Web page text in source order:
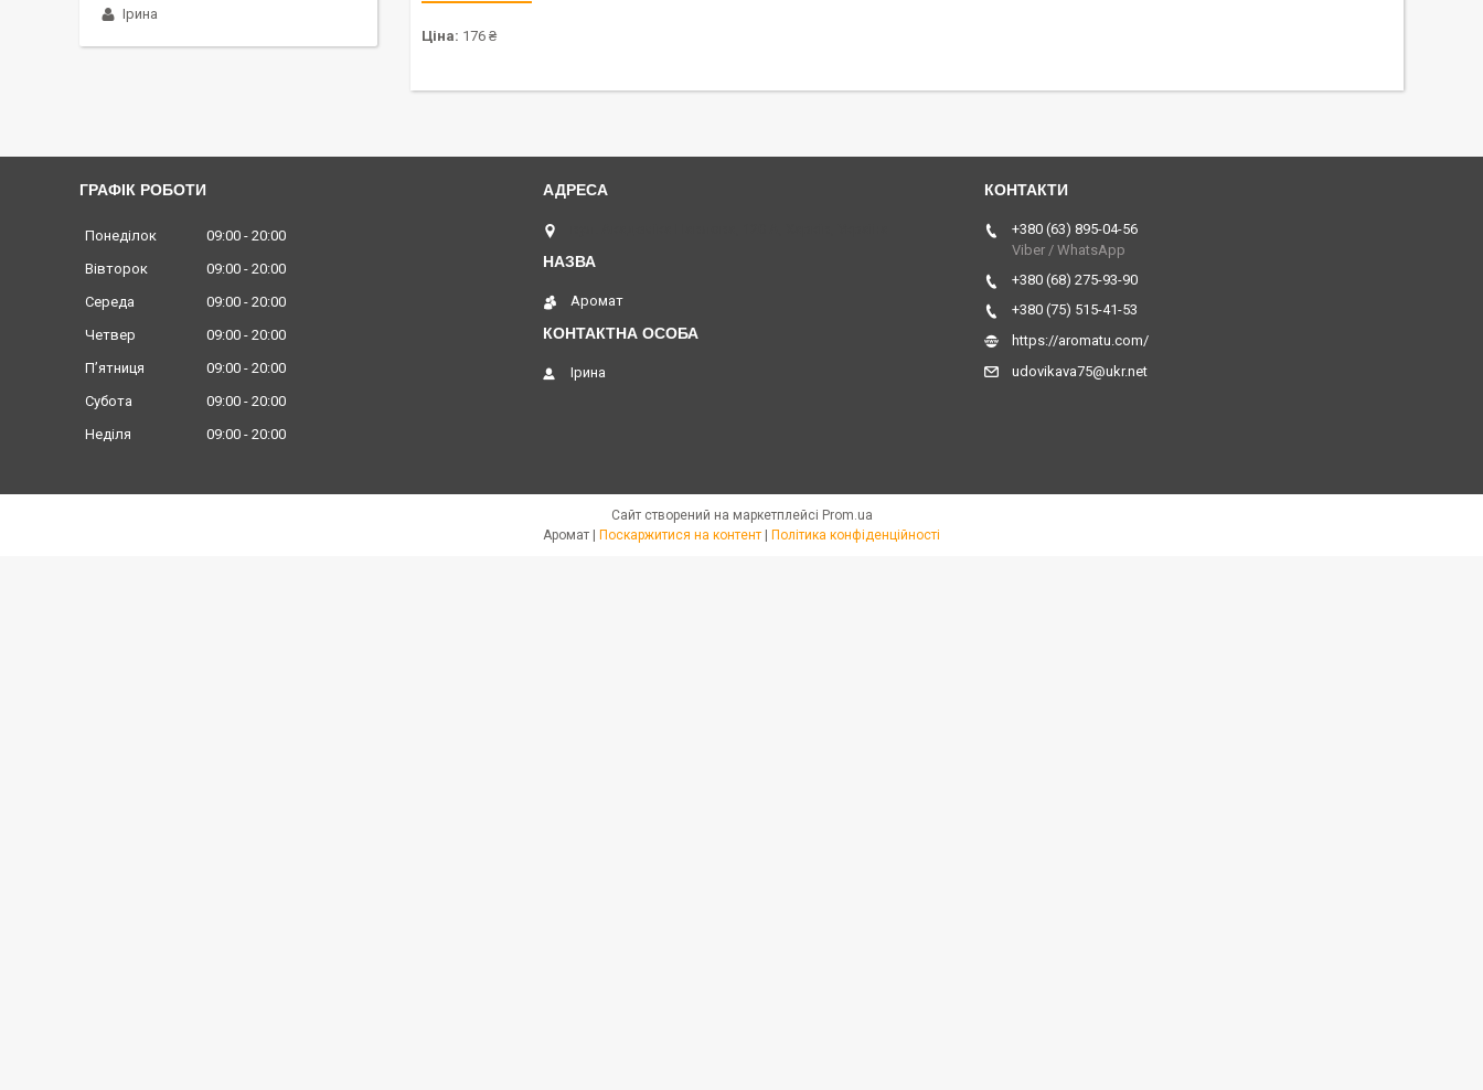
Ціна: 176 ₴
Ірина
ГРАФІК РОБОТИ
Понеділок 09:00
20:00
Вівторок
09:00
20:00
Середа
09:00
20:00
Четвер
09:00
20:00
Пʼятниця
09:00
20:00
Субота
09:00
20:00
Неділя
09:00 20:00
Аромат
Ірина
+380 (63) 895-04-56
Viber / WhatsApp
+380 (68) 275-93-90
+380 (75) 515-41-53
https://aromatu.com/
udovikava75@ukr.net
Сайт створений на маркетплейсі Prom.ua
Поскаржитися на контент Політика конфіденційності